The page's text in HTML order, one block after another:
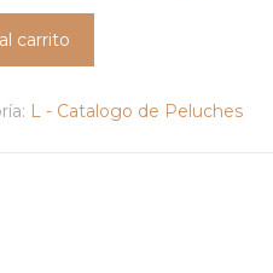
carrito
L - Catalogo de Peluches